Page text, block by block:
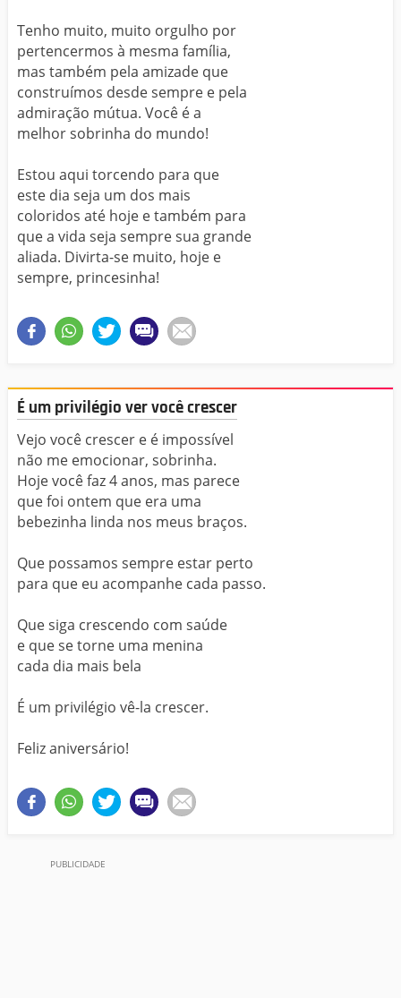
Tenho muito, muito orgulho por
pertencermos à mesma família,
mas também pela amizade que
construímos desde sempre e pela
admiração mútua. Você é a
melhor sobrinha do mundo!
Estou aqui torcendo para que
este dia seja um dos mais
coloridos até hoje e também para
que a vida seja sempre sua grande
aliada. Divirta-se muito, hoje e
sempre, princesinha!
É um privilégio ver você crescer
Vejo você crescer e é impossível
não me emocionar, sobrinha.
Hoje você faz 4 anos, mas parece
que foi ontem que era uma
bebezinha linda nos meus braços.
Que possamos sempre estar perto
para que eu acompanhe cada passo.
Que siga crescendo com saúde
e que se torne uma menina
cada dia mais bela
É um privilégio vê-la crescer.
Feliz aniversário!